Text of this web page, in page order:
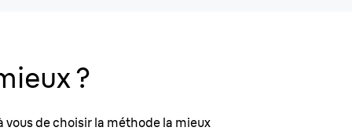
?
de choisir la méthode la mieux